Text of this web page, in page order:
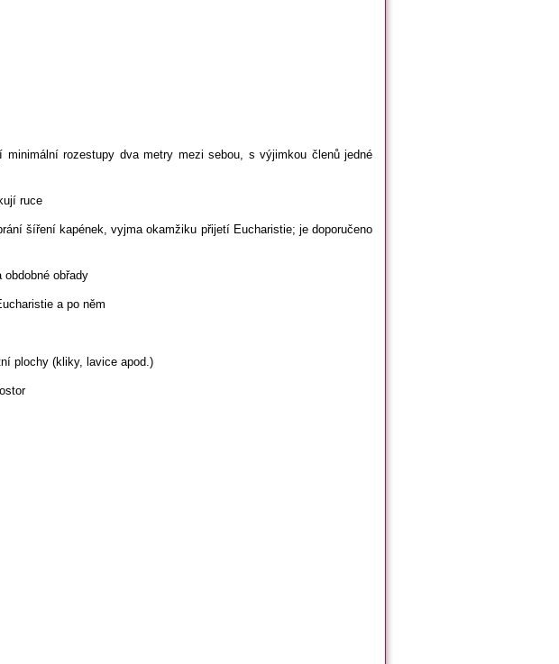
rozestupy dva metry mezi sebou, s výjimkou členů jedné
ruce
šíření kapének, vyjma okamžiku přijetí Eucharistie; je doporučeno
obřady
a po něm
plochy (kliky, lavice apod.)